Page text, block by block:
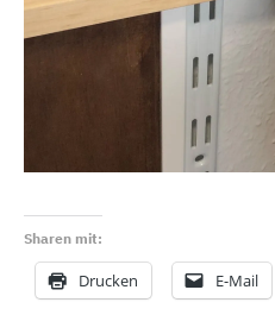
Sharen mit:
Drucken E-Mail